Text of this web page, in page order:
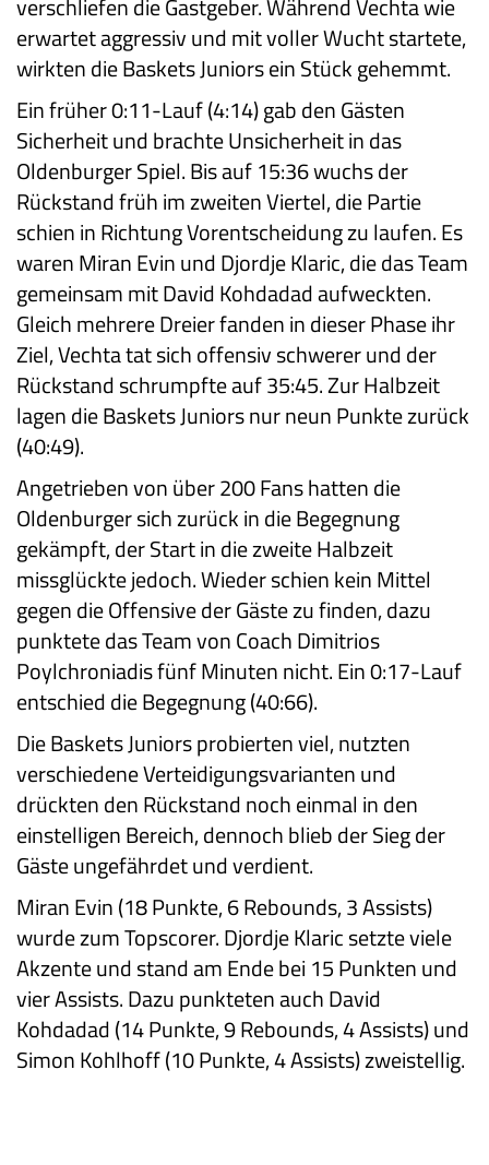
verschliefen die Gastgeber. Während Vechta wie
erwartet aggressiv und mit voller Wucht startete,
wirkten die Baskets Juniors ein Stück gehemmt.
Ein früher 0:11-Lauf (4:14) gab den Gästen
Sicherheit und brachte Unsicherheit in das
Oldenburger Spiel. Bis auf 15:36 wuchs der
Rückstand früh im zweiten Viertel, die Partie
schien in Richtung Vorentscheidung zu laufen. Es
waren Miran Evin und Djordje Klaric, die das Team
gemeinsam mit David Kohdadad aufweckten.
Gleich mehrere Dreier fanden in dieser Phase ihr
Ziel, Vechta tat sich offensiv schwerer und der
Rückstand schrumpfte auf 35:45. Zur Halbzeit
lagen die Baskets Juniors nur neun Punkte zurück
(40:49).
Angetrieben von über 200 Fans hatten die
Oldenburger sich zurück in die Begegnung
gekämpft, der Start in die zweite Halbzeit
missglückte jedoch. Wieder schien kein Mittel
gegen die Offensive der Gäste zu finden, dazu
punktete das Team von Coach Dimitrios
Poylchroniadis fünf Minuten nicht. Ein 0:17-Lauf
entschied die Begegnung (40:66).
Die Baskets Juniors probierten viel, nutzten
verschiedene Verteidigungsvarianten und
drückten den Rückstand noch einmal in den
einstelligen Bereich, dennoch blieb der Sieg der
Gäste ungefährdet und verdient.
Miran Evin (18 Punkte, 6 Rebounds, 3 Assists)
wurde zum Topscorer. Djordje Klaric setzte viele
Akzente und stand am Ende bei 15 Punkten und
vier Assists. Dazu punkteten auch David
Kohdadad (14 Punkte, 9 Rebounds, 4 Assists) und
Simon Kohlhoff (10 Punkte, 4 Assists) zweistellig.